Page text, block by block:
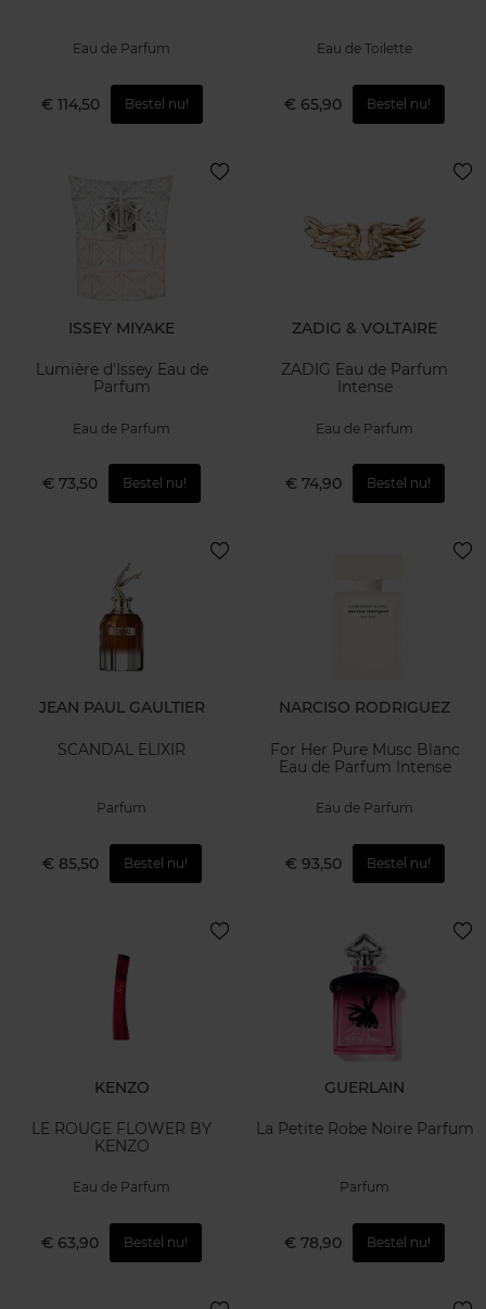
Eau de Parfum
€ 114,50 Bestel nu!
Eau de Toilette
€ 65,90 Bestel nu!
ISSEY MIYAKE
Lumière d'Issey Eau de
Parfum
Eau de Parfum
€ 73,50 Bestel nu!
ZADIG & VOLTAIRE
ZADIG Eau de Parfum
Intense
Eau de Parfum
€ 74,90 Bestel nu!
JEAN PAUL GAULTIER
SCANDAL ELIXIR
Parfum
€ 85,50 Bestel nu!
NARCISO RODRIGUEZ
For Her Pure Musc Blanc
Eau de Parfum Intense
Eau de Parfum
€ 93,50 Bestel nu!
KENZO
LE ROUGE FLOWER BY
KENZO
Eau de Parfum
€ 63,90 Bestel nu!
GUERLAIN
La Petite Robe Noire Parfum
Parfum
€ 78,90 Bestel nu!